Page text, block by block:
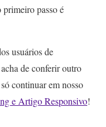
passo é
usuários de
de conferir outro
continuar em nosso
e Artigo Responsivo!